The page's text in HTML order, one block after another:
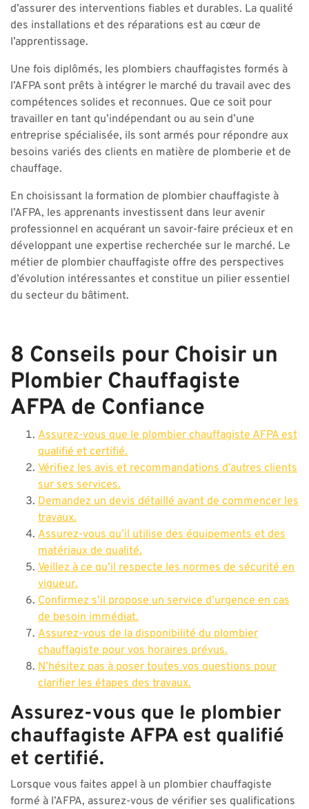
d’assurer des interventions fiables et durables. La qualité
des installations et des réparations est au cœur de
l’apprentissage.
Une fois diplômés, les plombiers chauffagistes formés à
l’AFPA sont prêts à intégrer le marché du travail avec des
compétences solides et reconnues. Que ce soit pour
travailler en tant qu’indépendant ou au sein d’une
entreprise spécialisée, ils sont armés pour répondre aux
besoins variés des clients en matière de plomberie et de
chauffage.
En choisissant la formation de plombier chauffagiste à
l’AFPA, les apprenants investissent dans leur avenir
professionnel en acquérant un savoir-faire précieux et en
développant une expertise recherchée sur le marché. Le
métier de plombier chauffagiste offre des perspectives
d’évolution intéressantes et constitue un pilier essentiel
du secteur du bâtiment.
8 Conseils pour Choisir un
Plombier Chauffagiste
AFPA de Confiance
Assurez-vous que le plombier chauffagiste AFPA est
qualifié et certifié.
Vérifiez les avis et recommandations d’autres clients
sur ses services.
Demandez un devis détaillé avant de commencer les
travaux.
Assurez-vous qu’il utilise des équipements et des
matériaux de qualité.
Veillez à ce qu’il respecte les normes de sécurité en
vigueur.
Confirmez s’il propose un service d’urgence en cas
de besoin immédiat.
Assurez-vous de la disponibilité du plombier
chauffagiste pour vos horaires prévus.
N’hésitez pas à poser toutes vos questions pour
clarifier les étapes des travaux.
Assurez-vous que le plombier
chauffagiste AFPA est qualifié
et certifié.
Lorsque vous faites appel à un plombier chauffagiste
formé à l’AFPA, assurez-vous de vérifier ses qualifications